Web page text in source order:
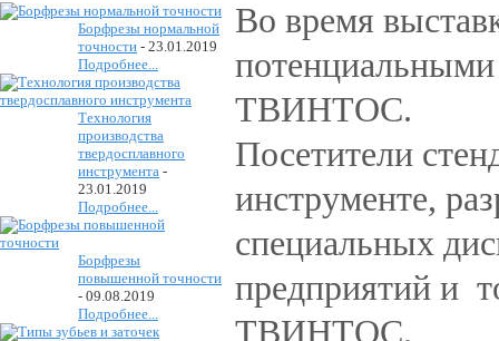
Борфрезы нормальной
точности - 23.01.2019
Подробнее...
Технология
производства
твердосплавного
инструмента -
23.01.2019
Подробнее...
Борфрезы
повышенной точности
- 09.08.2019
Подробнее...
Во время
ТВИНТОС.
Посетители
инструменте,
специальных
предприятий и
ТВИНТОС.